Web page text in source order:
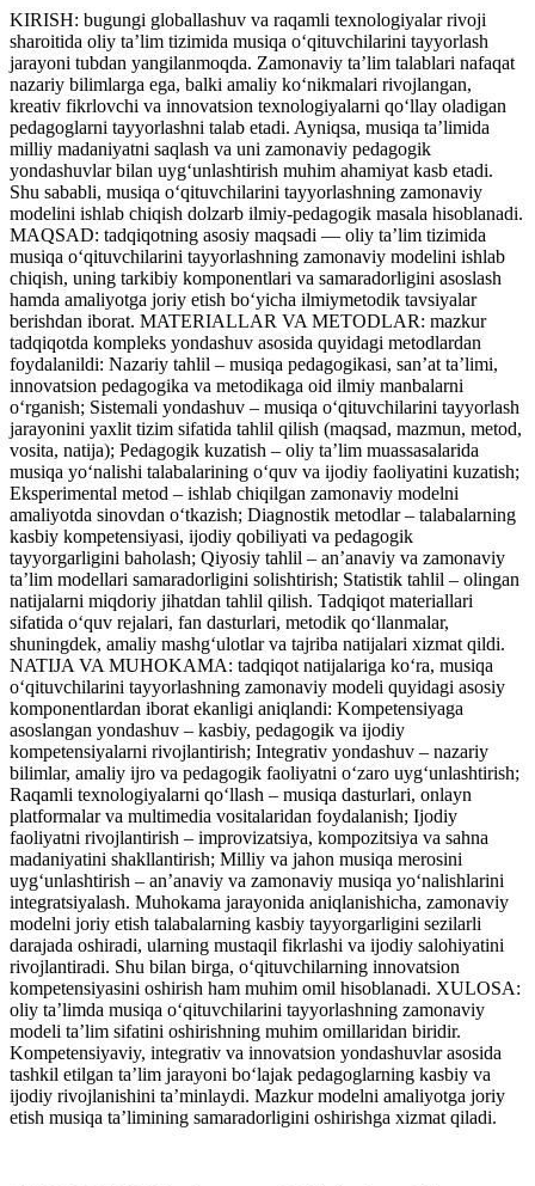
KIRISH: bugungi globallashuv va raqamli texnologiyalar rivoji
sharoitida oliy ta’lim tizimida musiqa o‘qituvchilarini tayyorlash
jarayoni tubdan yangilanmoqda. Zamonaviy ta’lim talablari nafaqat
nazariy bilimlarga ega, balki amaliy ko‘nikmalari rivojlangan,
kreativ fikrlovchi va innovatsion texnologiyalarni qo‘llay oladigan
pedagoglarni tayyorlashni talab etadi. Ayniqsa, musiqa ta’limida
milliy madaniyatni saqlash va uni zamonaviy pedagogik
yondashuvlar bilan uyg‘unlashtirish muhim ahamiyat kasb etadi.
Shu sababli, musiqa o‘qituvchilarini tayyorlashning zamonaviy
modelini ishlab chiqish dolzarb ilmiy-pedagogik masala hisoblanadi.
MAQSAD: tadqiqotning asosiy maqsadi — oliy ta’lim tizimida
musiqa o‘qituvchilarini tayyorlashning zamonaviy modelini ishlab
chiqish, uning tarkibiy komponentlari va samaradorligini asoslash
hamda amaliyotga joriy etish bo‘yicha ilmiymetodik tavsiyalar
berishdan iborat. MATERIALLAR VA METODLAR: mazkur
tadqiqotda kompleks yondashuv asosida quyidagi metodlardan
foydalanildi: Nazariy tahlil – musiqa pedagogikasi, san’at ta’limi,
innovatsion pedagogika va metodikaga oid ilmiy manbalarni
o‘rganish; Sistemali yondashuv – musiqa o‘qituvchilarini tayyorlash
jarayonini yaxlit tizim sifatida tahlil qilish (maqsad, mazmun, metod,
vosita, natija); Pedagogik kuzatish – oliy ta’lim muassasalarida
musiqa yo‘nalishi talabalarining o‘quv va ijodiy faoliyatini kuzatish;
Eksperimental metod – ishlab chiqilgan zamonaviy modelni
amaliyotda sinovdan o‘tkazish; Diagnostik metodlar – talabalarning
kasbiy kompetensiyasi, ijodiy qobiliyati va pedagogik
tayyorgarligini baholash; Qiyosiy tahlil – an’anaviy va zamonaviy
ta’lim modellari samaradorligini solishtirish; Statistik tahlil – olingan
natijalarni miqdoriy jihatdan tahlil qilish. Tadqiqot materiallari
sifatida o‘quv rejalari, fan dasturlari, metodik qo‘llanmalar,
shuningdek, amaliy mashg‘ulotlar va tajriba natijalari xizmat qildi.
NATIJA VA MUHOKAMA: tadqiqot natijalariga ko‘ra, musiqa
o‘qituvchilarini tayyorlashning zamonaviy modeli quyidagi asosiy
komponentlardan iborat ekanligi aniqlandi: Kompetensiyaga
asoslangan yondashuv – kasbiy, pedagogik va ijodiy
kompetensiyalarni rivojlantirish; Integrativ yondashuv – nazariy
bilimlar, amaliy ijro va pedagogik faoliyatni o‘zaro uyg‘unlashtirish;
Raqamli texnologiyalarni qo‘llash – musiqa dasturlari, onlayn
platformalar va multimedia vositalaridan foydalanish; Ijodiy
faoliyatni rivojlantirish – improvizatsiya, kompozitsiya va sahna
madaniyatini shakllantirish; Milliy va jahon musiqa merosini
uyg‘unlashtirish – an’anaviy va zamonaviy musiqa yo‘nalishlarini
integratsiyalash. Muhokama jarayonida aniqlanishicha, zamonaviy
modelni joriy etish talabalarning kasbiy tayyorgarligini sezilarli
darajada oshiradi, ularning mustaqil fikrlashi va ijodiy salohiyatini
rivojlantiradi. Shu bilan birga, o‘qituvchilarning innovatsion
kompetensiyasini oshirish ham muhim omil hisoblanadi. XULOSA:
oliy ta’limda musiqa o‘qituvchilarini tayyorlashning zamonaviy
modeli ta’lim sifatini oshirishning muhim omillaridan biridir.
Kompetensiyaviy, integrativ va innovatsion yondashuvlar asosida
tashkil etilgan ta’lim jarayoni bo‘lajak pedagoglarning kasbiy va
ijodiy rivojlanishini ta’minlaydi. Mazkur modelni amaliyotga joriy
etish musiqa ta’limining samaradorligini oshirishga xizmat qiladi.